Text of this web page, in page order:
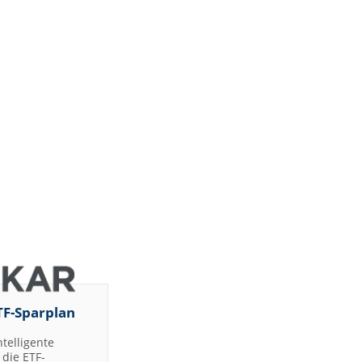
Sparplan
ETF-